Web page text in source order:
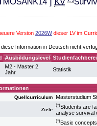
Version 2026Wdieser LV im
Information in Deutsch nicht
Ausbildungslevel
M2 - Master 2.
Jahr
Statistik
Quellcurriculum Masterstudium
Ziele
(*)Students are
analyse survival
(*)Basic